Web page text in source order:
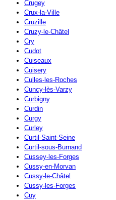
Crugey
Crux-la-Ville
Cruzille
Cruzy-le-Châtel
Cry
Cudot
Cuiseaux
Cuisery
Culles-les-Roches
Cuncy-lès-Varzy
Curbigny
Curdin
Curgy
Curley
Curtil-Saint-Seine
Curtil-sous-Burnand
Cussey-les-Forges
Cussy-en-Morvan
Cussy-le-Châtel
Cussy-les-Forges
Cuy